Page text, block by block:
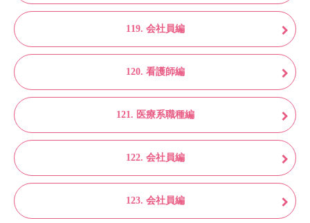
119. 会社員編
120. 看護師編
121. 医療系職種編
122. 会社員編
123. 会社員編